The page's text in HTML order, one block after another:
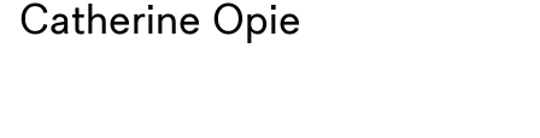
Catherine Opie